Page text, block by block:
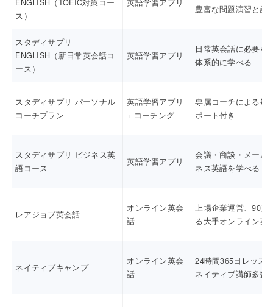
ス）
豊富な問題演習と講
スタディサプリ
ENGLISH（新日常英会話コ
ース）
英語学習アプリ
日常英会話に必要な
体系的に学べる
スタディサプリ パーソナル
コーチプラン
英語学習アプリ
+ コーチング
専属コーチによる毎
ポート付き
スタディサプリ ビジネス英
語コース
英語学習アプリ
会議・商談・メール
ネス英語を学べる
レアジョブ英会話
オンライン英会
話
上場企業運営、90万
る大手オンライン英
ネイティブキャンプ
オンライン英会
話
24時間365日レッス
ネイティブ講師多数